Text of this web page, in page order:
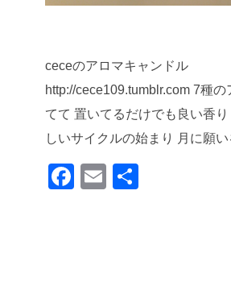
ceceのアロマキャンドル
http://cece109.tumblr.com 7種の
てて 置いてるだけでも良い香り
しいサイクルの始まり
月に願
F
E